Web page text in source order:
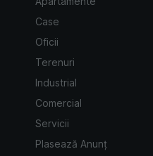
Case
Oficii
Terenuri
Industrial
Comercial
Servicii
Plasează Anunț